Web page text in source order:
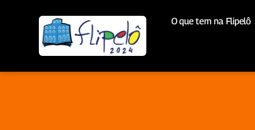
O que tem na Flipelô